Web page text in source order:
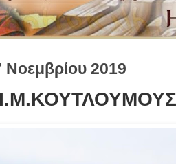
Νοεμβρίου 2019